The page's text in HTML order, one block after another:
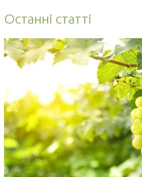
Останні статті